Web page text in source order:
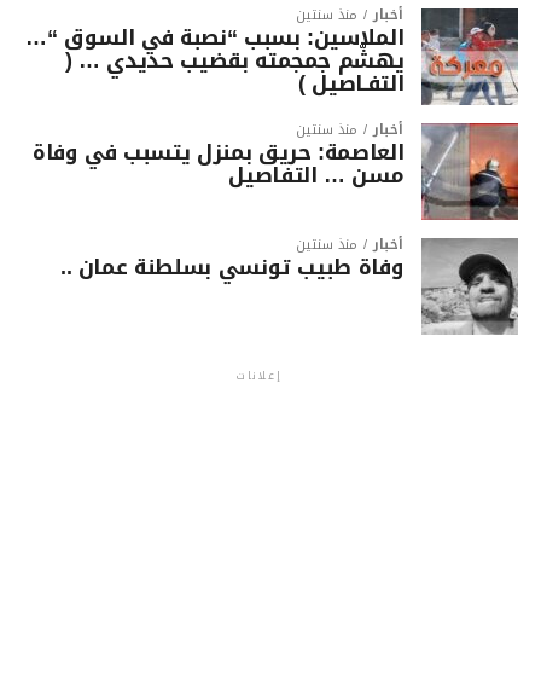
أخبار منذ سنتين
الملاسين: بسبب “نصبة في السوق “…
يهشّم جمجمته بقضيب حديدي … (
التفـاصيل )
أخبار منذ سنتين
العاصمة: حريق بمنزل يتسبب في وفاة
مسن … التفاصيل
أخبار منذ سنتين
وفاة طبيب تونسي بسلطنة عمان ..
إعلانات